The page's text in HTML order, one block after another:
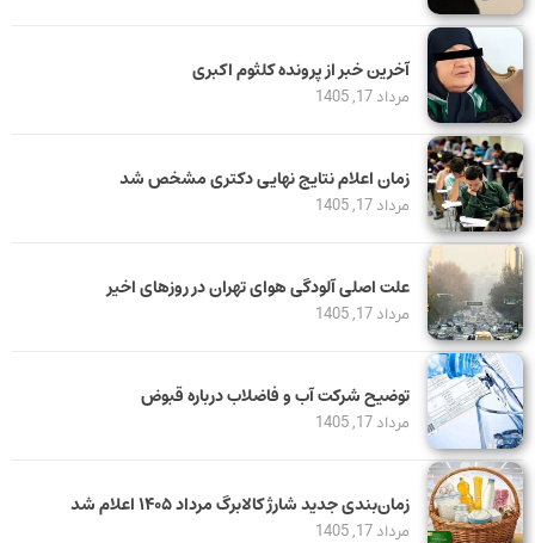
آخرین خبر از پرونده کلثوم اکبری
مرداد 17, 1405
زمان اعلام نتایج نهایی دکتری مشخص شد
مرداد 17, 1405
علت اصلی آلودگی هوای تهران در روزهای اخیر
مرداد 17, 1405
توضیح شرکت آب و فاضلاب درباره قبوض
مرداد 17, 1405
زمان‌بندی جدید شارژ کالابرگ مرداد ۱۴۰۵ اعلام شد
مرداد 17, 1405